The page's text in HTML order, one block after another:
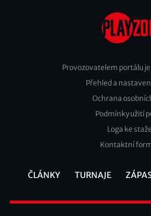
Footer
Provozovatelem portálu je
Přehled a
Ochrana
Podmínky užití
Loga ke
Kontaktní
ČLÁNKY TURNAJE